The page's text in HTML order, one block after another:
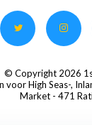
© Copyright 2026
voor High Seas-,
Market - 471